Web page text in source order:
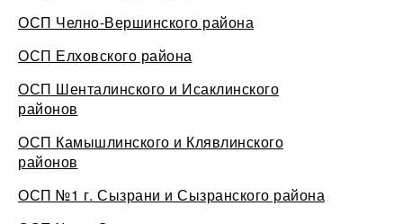
ОСП Челно-Вершинского района
ОСП Елховского района
ОСП Шенталинского и Исаклинского
районов
ОСП Камышлинского и Клявлинского
районов
ОСП №1 г. Сызрани и Сызранского района